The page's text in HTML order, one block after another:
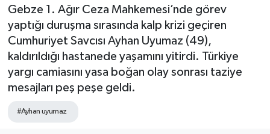
Gebze 1. Ağır Ceza Mahkemesi’nde görev
yaptığı duruşma sırasında kalp krizi geçiren
Cumhuriyet Savcısı Ayhan Uyumaz (49),
kaldırıldığı hastanede yaşamını yitirdi. Türkiye
yargı camiasını yasa boğan olay sonrası taziye
mesajları peş peşe geldi.
#Ayhan uyumaz